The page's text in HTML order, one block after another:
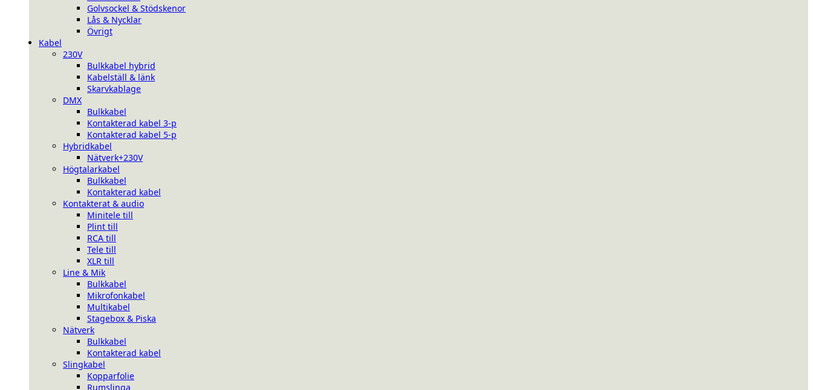
Golvsockel & Stödskenor
Lås & Nycklar
Övrigt
Kabel
230V
Bulkkabel hybrid
Kabelställ & länk
Skarvkablage
DMX
Bulkkabel
Kontakterad kabel 3-p
Kontakterad kabel 5-p
Hybridkabel
Nätverk+230V
Högtalarkabel
Bulkkabel
Kontakterad kabel
Kontakterat & audio
Minitele till
Plint till
RCA till
Tele till
XLR till
Line & Mik
Bulkkabel
Mikrofonkabel
Multikabel
Stagebox & Piska
Nätverk
Bulkkabel
Kontakterad kabel
Slingkabel
Kopparfolie
Rumslinga